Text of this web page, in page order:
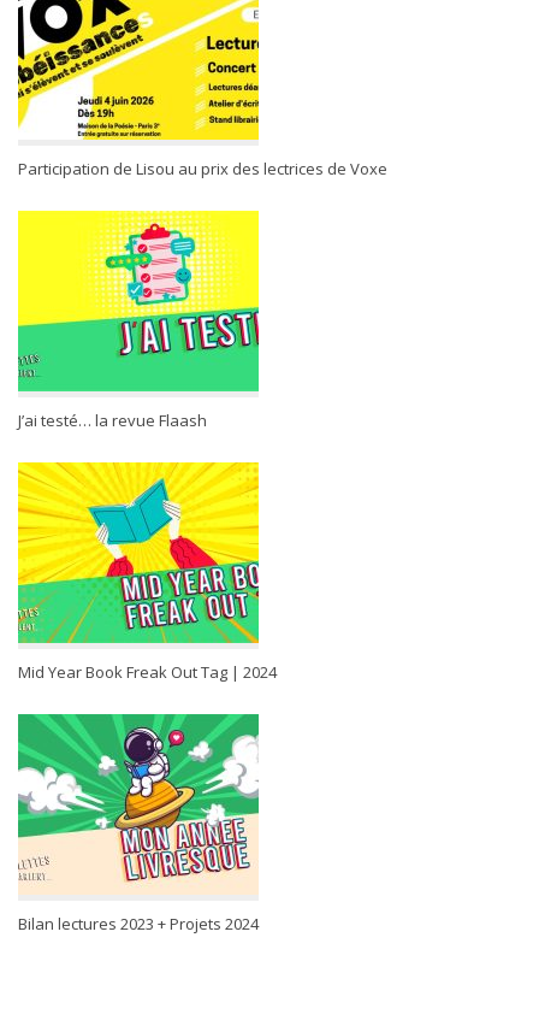
Participation de Lisou au prix des lectrices de Voxe
J’ai testé… la revue Flaash
Mid Year Book Freak Out Tag | 2024
Bilan lectures 2023 + Projets 2024